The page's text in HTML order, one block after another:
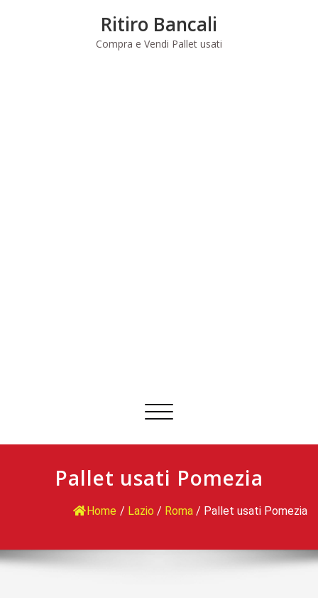
Ritiro Bancali
Compra e Vendi Pallet usati
Commuta
Pallet usati Pomezia
Home / Lazio / Roma / Pallet usati Pomezia